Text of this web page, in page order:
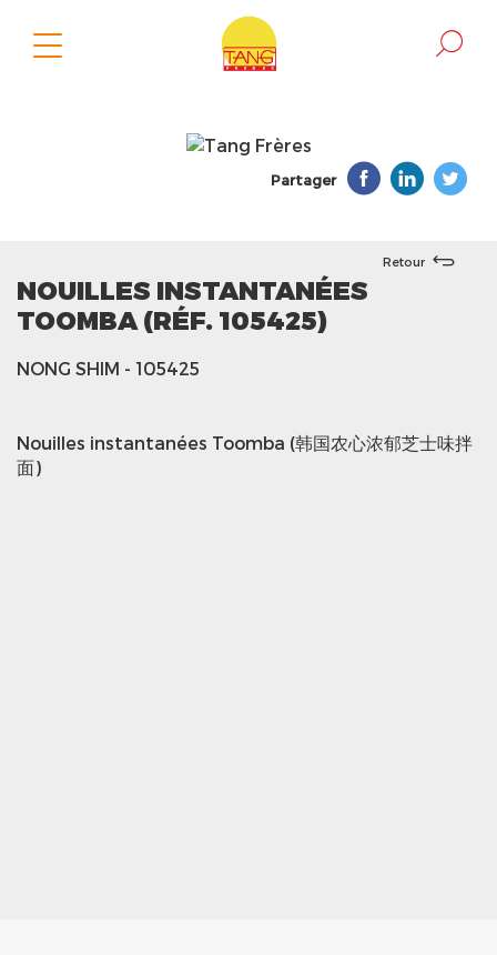
Partager
Retour
NOUILLES INSTANTANÉES
TOOMBA (RÉF. 105425)
NONG SHIM - 105425
Nouilles instantanées Toomba (韩国农心浓郁芝士味拌
面)